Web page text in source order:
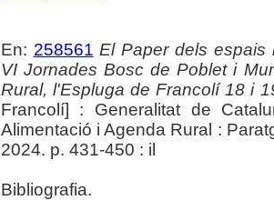
En: 258561 El Paper dels espais
VI Jornades Bosc de Poblet i
Rural, l'Espluga de Francolí 18 i
Francolí] : Generalitat de
Alimentació i Agenda Rural :
2024. p. 431-450 : il
Bibliografia.